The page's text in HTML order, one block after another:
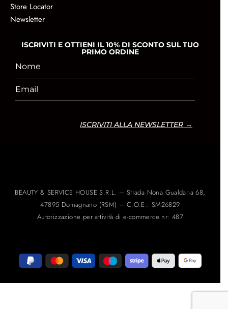
Store Locator
Newsletter
ISCRIVITI E OTTIENI IL 10% DI SCONTO SUL TUO
PRIMO ORDINE
ISCRIVITI ALLA NEWSLETTER →
BEAUTY & SERVICE HOUSE S.R.L. – Strada Nona Gualdaria 68,
47895 Domagnano (RSM) – C.O.E.: SM26829
Autorizzazione per attività di e-commerce nr: 487